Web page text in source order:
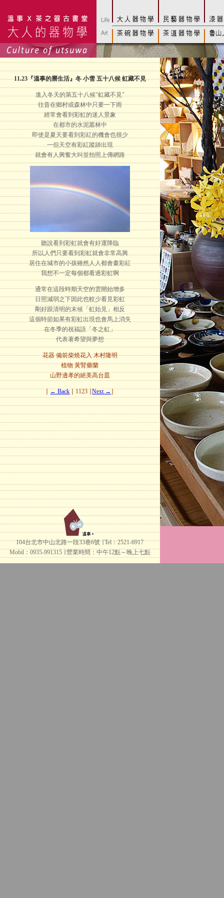
11.23『溫事的曆生活』冬 小雪 五十八候 虹藏不見
進入冬天的第五十八候"虹藏不見"
往昔在鄉村或森林中只要一下雨
經常會看到彩虹的迷人景象
在都市的水泥叢林中
即使是夏天要看到彩紅的機會也很少
一但天空有彩紅蹤跡出現
就會有人興奮大叫並拍照上傳網路
聽說看到彩虹就會有好運降臨
所以人們只要看到彩虹就會非常高興
居住在城市的小孩雖然人人都會畫彩紅
我想不一定每個都看過彩虹啊
通常在這段時期天空的雲開始增多
日照減弱之下因此也較少看見彩虹
剛好跟清明的末候「虹始見」相反
這個時節如果有彩虹出現也會馬上消失
在冬季的祝福語「冬之虹」
代表著希望與夢想
花器 備前柴燒花入 木村隆明
植物 黃腎藥蘭
山野邊孝的絕美高台皿
← Back ∣ 1123 ∣Next →
104台北市中山北路一段33巷6號 ∣ Tel：2521-6917
Mobil：0935-991315 ∣
營業時間：中午12點～晚上七點